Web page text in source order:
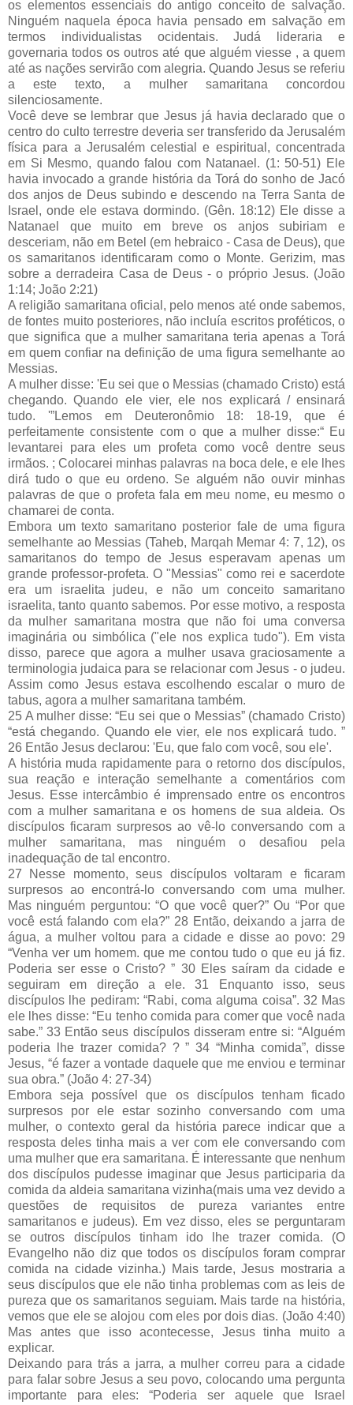
os elementos essenciais do antigo conceito de salvação.
Ninguém naquela época havia pensado em salvação em
termos individualistas ocidentais. Judá lideraria e
governaria todos os outros até que alguém viesse , a quem
até as nações servirão com alegria. Quando Jesus se referiu
a este texto, a mulher samaritana concordou
silenciosamente.
Você deve se lembrar que Jesus já havia declarado que o
centro do culto terrestre deveria ser transferido da Jerusalém
física para a Jerusalém celestial e espiritual, concentrada
em Si Mesmo, quando falou com Natanael. (1: 50-51) Ele
havia invocado a grande história da Torá do sonho de Jacó
dos anjos de Deus subindo e descendo na Terra Santa de
Israel, onde ele estava dormindo. (Gên. 18:12) Ele disse a
Natanael que muito em breve os anjos subiriam e
desceriam, não em Betel (em hebraico - Casa de Deus), que
os samaritanos identificaram como o Monte. Gerizim, mas
sobre a derradeira Casa de Deus - o próprio Jesus. (João
1:14; João 2:21)
A religião samaritana oficial, pelo menos até onde sabemos,
de fontes muito posteriores, não incluía escritos proféticos, o
que significa que a mulher samaritana teria apenas a Torá
em quem confiar na definição de uma figura semelhante ao
Messias.
A mulher disse: 'Eu sei que o Messias (chamado Cristo) está
chegando. Quando ele vier, ele nos explicará / ensinará
tudo. '”Lemos em Deuteronômio 18: 18-19, que é
perfeitamente consistente com o que a mulher disse:“ Eu
levantarei para eles um profeta como você dentre seus
irmãos. ; Colocarei minhas palavras na boca dele, e ele lhes
dirá tudo o que eu ordeno. Se alguém não ouvir minhas
palavras de que o profeta fala em meu nome, eu mesmo o
chamarei de conta.
Embora um texto samaritano posterior fale de uma figura
semelhante ao Messias (Taheb, Marqah Memar 4: 7, 12), os
samaritanos do tempo de Jesus esperavam apenas um
grande professor-profeta. O "Messias" como rei e sacerdote
era um israelita judeu, e não um conceito samaritano
israelita, tanto quanto sabemos. Por esse motivo, a resposta
da mulher samaritana mostra que não foi uma conversa
imaginária ou simbólica ("ele nos explica tudo"). Em vista
disso, parece que agora a mulher usava graciosamente a
terminologia judaica para se relacionar com Jesus - o judeu.
Assim como Jesus estava escolhendo escalar o muro de
tabus, agora a mulher samaritana também.
25 A mulher disse: “Eu sei que o Messias” (chamado Cristo)
“está chegando. Quando ele vier, ele nos explicará tudo. ”
26 Então Jesus declarou: 'Eu, que falo com você, sou ele'.
A história muda rapidamente para o retorno dos discípulos,
sua reação e interação semelhante a comentários com
Jesus. Esse intercâmbio é imprensado entre os encontros
com a mulher samaritana e os homens de sua aldeia. Os
discípulos ficaram surpresos ao vê-lo conversando com a
mulher samaritana, mas ninguém o desafiou pela
inadequação de tal encontro.
27 Nesse momento, seus discípulos voltaram e ficaram
surpresos ao encontrá-lo conversando com uma mulher.
Mas ninguém perguntou: “O que você quer?” Ou “Por que
você está falando com ela?” 28 Então, deixando a jarra de
água, a mulher voltou para a cidade e disse ao povo: 29
“Venha ver um homem. que me contou tudo o que eu já fiz.
Poderia ser esse o Cristo? ” 30 Eles saíram da cidade e
seguiram em direção a ele. 31 Enquanto isso, seus
discípulos lhe pediram: “Rabi, coma alguma coisa”. 32 Mas
ele lhes disse: “Eu tenho comida para comer que você nada
sabe.” 33 Então seus discípulos disseram entre si: “Alguém
poderia lhe trazer comida? ? ” 34 “Minha comida”, disse
Jesus, “é fazer a vontade daquele que me enviou e terminar
sua obra.” (João 4: 27-34)
Embora seja possível que os discípulos tenham ficado
surpresos por ele estar sozinho conversando com uma
mulher, o contexto geral da história parece indicar que a
resposta deles tinha mais a ver com ele conversando com
uma mulher que era samaritana. É interessante que nenhum
dos discípulos pudesse imaginar que Jesus participaria da
comida da aldeia samaritana vizinha(mais uma vez devido a
questões de requisitos de pureza variantes entre
samaritanos e judeus). Em vez disso, eles se perguntaram
se outros discípulos tinham ido lhe trazer comida. (O
Evangelho não diz que todos os discípulos foram comprar
comida na cidade vizinha.) Mais tarde, Jesus mostraria a
seus discípulos que ele não tinha problemas com as leis de
pureza que os samaritanos seguiam. Mais tarde na história,
vemos que ele se alojou com eles por dois dias. (João 4:40)
Mas antes que isso acontecesse, Jesus tinha muito a
explicar.
Deixando para trás a jarra, a mulher correu para a cidade
para falar sobre Jesus a seu povo, colocando uma pergunta
importante para eles: “Poderia ser aquele que Israel